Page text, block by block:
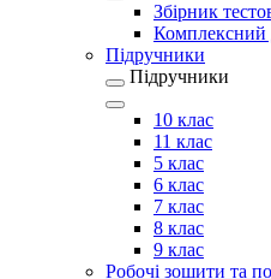
Збірник
Комплексний
Підручники
Підручники
10 клас
11 клас
5 клас
6 клас
7 клас
8 клас
9 клас
Робочі зошити та